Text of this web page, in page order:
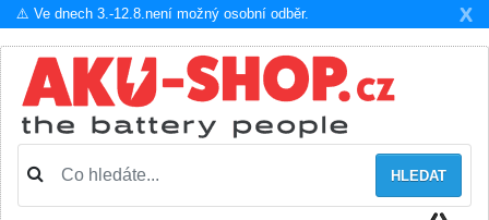
X
⚠️ Ve dnech 3.-12.8.není možný osobní odběr.
HLEDAT